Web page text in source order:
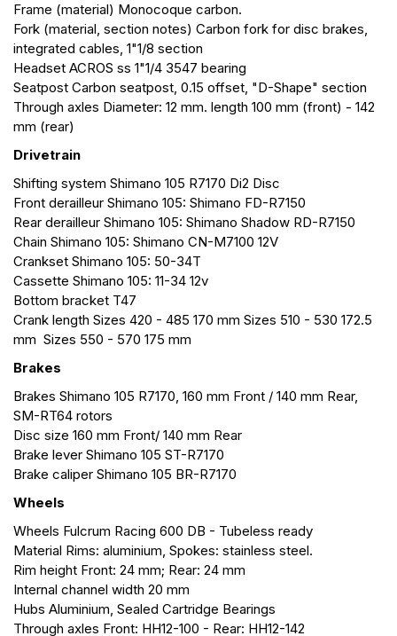
Frame (material) Monocoque carbon.
Fork (material, section notes) Carbon fork for disc brakes,
integrated cables, 1"1/8 section
Headset ACROS ss 1"1/4 3547 bearing
Seatpost Carbon seatpost, 0.15 offset, "D-Shape" section
Through axles Diameter: 12 mm. length 100 mm (front) - 142
mm (rear)
Drivetrain
Shifting system Shimano 105 R7170 Di2 Disc
Front derailleur Shimano 105: Shimano FD-R7150
Rear derailleur Shimano 105: Shimano Shadow RD-R7150
Chain Shimano 105: Shimano CN-M7100 12V
Crankset Shimano 105: 50-34T
Cassette Shimano 105: 11-34 12v
Bottom bracket T47
Crank length Sizes 420 - 485 170 mm Sizes 510 - 530 172.5
mm Sizes 550 - 570 175 mm
Brakes
Brakes Shimano 105 R7170, 160 mm Front / 140 mm Rear,
SM-RT64 rotors
Disc size 160 mm Front/ 140 mm Rear
Brake lever Shimano 105 ST-R7170
Brake caliper Shimano 105 BR-R7170
Wheels
Wheels Fulcrum Racing 600 DB - Tubeless ready
Material Rims: aluminium, Spokes: stainless steel.
Rim height Front: 24 mm; Rear: 24 mm
Internal channel width 20 mm
Hubs Aluminium, Sealed Cartridge Bearings
Through axles Front: HH12-100 - Rear: HH12-142